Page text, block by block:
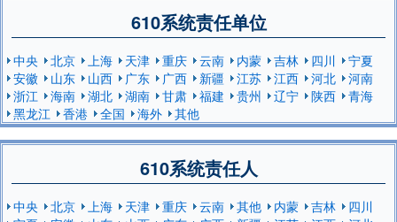
610系统责任单位
中央 北京 上海 天津 重庆 云南 内蒙 吉林 四川
宁夏
安徽
山东 山西 广东 广西 新疆 江苏 江西 河北
河南
浙江
海南 湖北 湖南 甘肃 福建 贵州 辽宁 陕西
青海
黑龙江
香港 全国 海外 其他
610系统责任人
中央 北京 上海 天津 重庆 云南 其他 内蒙 吉林
四川